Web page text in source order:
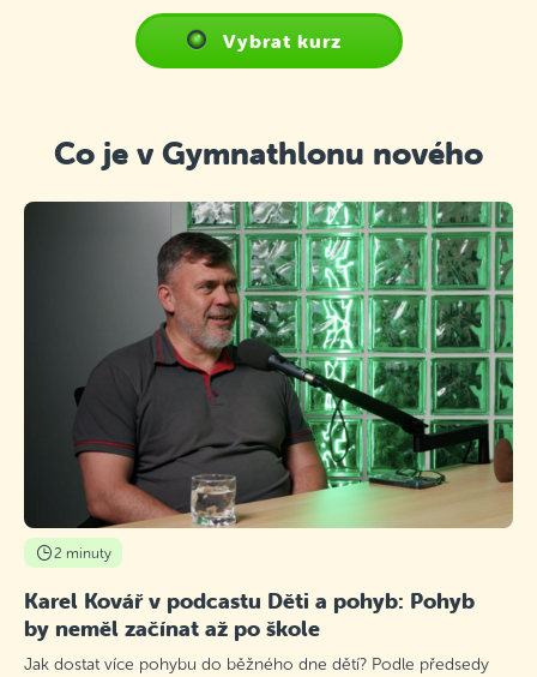
Vybrat kurz
Co je v Gymnathlonu nového
2 minuty
Karel Kovář v podcastu Děti a pohyb: Pohyb
by neměl začínat až po škole
Jak dostat více pohybu do běžného dne dětí? Podle předsedy